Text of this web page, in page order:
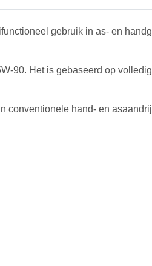
gebruik in as- en
90. Het is gebaseerd op
hand- en